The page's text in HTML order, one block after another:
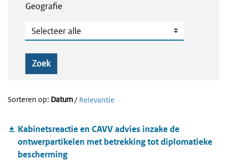
Geografie
Geografie
Zoek
Sorteren op: Datum/ Relevantie
Kabinetsreactie en CAVV advies inzake de
ontwerpartikelen met betrekking tot diplomatieke
bescherming